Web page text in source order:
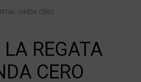
ONDA CERO
REGATA
CERO